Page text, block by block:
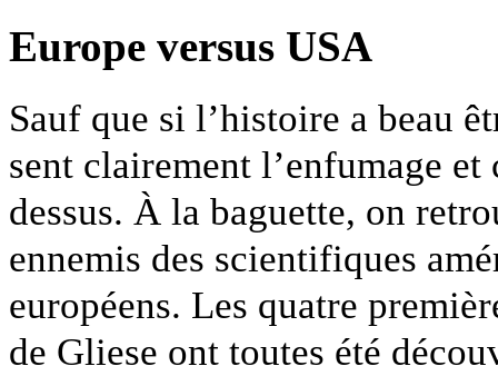
Europe versus USA
Sauf que si l’histoire a beau
sent clairement l’enfumage
dessus. À la baguette, on
ennemis des scientifiques
européens. Les quatre
de Gliese ont toutes été